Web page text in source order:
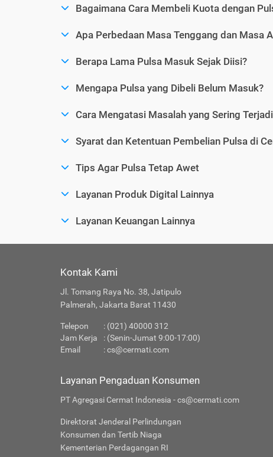
Bagaimana Cara Membeli Kuota dengan
Apa Perbedaan Masa Tenggang dan Masa
Berapa Lama Pulsa Masuk Sejak Diisi?
Mengapa Pulsa yang Dibeli Belum Masuk?
Cara Mengatasi Masalah yang Sering
Syarat dan Ketentuan Pembelian Pulsa di
Tips Agar Pulsa Tetap Awet
Layanan Produk Digital Lainnya
Layanan Keuangan Lainnya
Kontak Kami
Jl. Tomang Raya No. 38, Jatipulo
Palmerah, Jakarta Barat 11430
Telepon
: (021) 40000 312
Jam Kerja
: (Senin-Jumat 9:00-17:00)
Email
:cs@cermati.com
Layanan Pengaduan Konsumen
PT Agregasi Cermat Indonesia - cs@cermati.com
Direktorat Jenderal Perlindungan
Konsumen dan Tertib Niaga
Kementerian Perdagangan RI